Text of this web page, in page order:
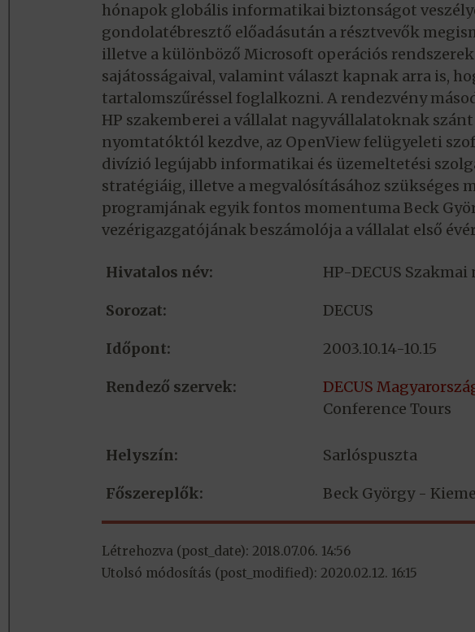
hónapok globális informatikai biztonságot
gondolatébresztő előadásután a résztvevők
illetve a különböző Microsoft operációs
sajátosságaival, valamint választ kapnak arra is,
tartalomszűréssel foglalkozni. A rendezvény
HP szakemberei a vállalat nagyvállalatoknak
nyomtatóktól kezdve, az OpenView felügyeleti
divízió legújabb informatikai és üzemeltetési
stratégiáig, illetve a megvalósításához szükséges
programjának egyik fontos momentuma Beck
vezérigazgatójának beszámolója a vállalat első
Hivatalos név: HP-DECUS Szakmai
Sorozat: DECUS
Időpont: 2003.10.14-10.15
Rendező szervek:
DECUS
Conference Tours
Helyszín: Sarlóspuszta
Főszereplők: Beck György -
Létrehozva (post_date): 2018.07.06. 14:56
Utolsó módosítás (post_modified): 2020.02.12. 16:15